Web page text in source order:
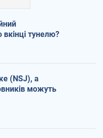
вкінці тунелю?
(NSJ), а
можуть